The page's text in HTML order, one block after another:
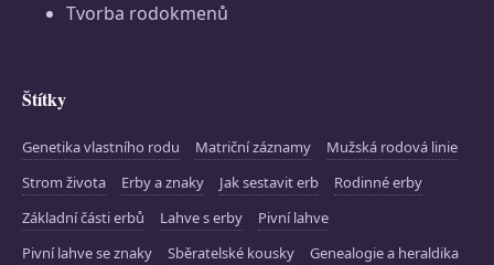
Tvorba rodokmenů
Štítky
Genetika vlastního rodu Matriční záznamy
Mužská rodová linie
Strom života
Erby a znaky Jak sestavit erb
Rodinné erby
Základní části erbů
Lahve s erby
Pivní lahve
Pivní lahve se znaky
Sběratelské kousky
Genealogie a heraldika